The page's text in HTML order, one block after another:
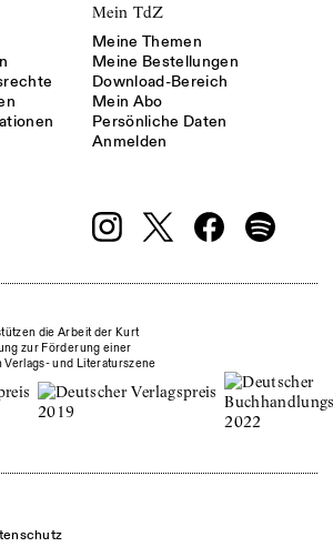
Mein TdZ
Meine Themen
Meine Bestellungen
Download-Bereich
Mein Abo
Persönliche Daten
Anmelden
die Arbeit der Kurt
zur Förderung einer
Verlags- und Literaturszene